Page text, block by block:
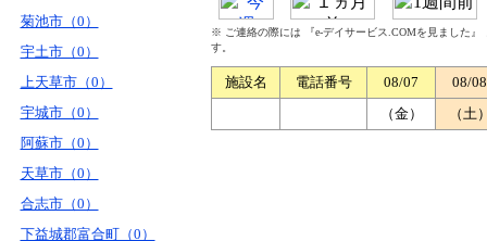
菊池市（0）
宇土市（0）
上天草市（0）
宇城市（0）
阿蘇市（0）
天草市（0）
合志市（0）
下益城郡富合町（0）
※ ご連絡の際には 『e-デイサービス.COMを見ました
す。
施設名 電話番号 08/07
08/08
（金）
（土